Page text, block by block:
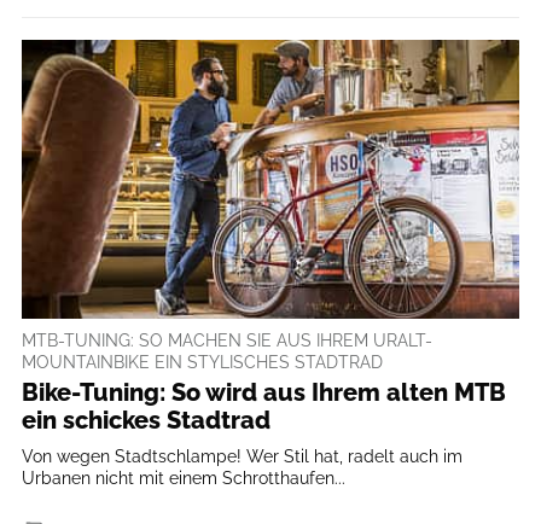
MTB-TUNING: SO MACHEN SIE AUS IHREM URALT-
MOUNTAINBIKE EIN STYLISCHES STADTRAD
Bike-Tuning: So wird aus Ihrem alten MTB
ein schickes Stadtrad
Von wegen Stadtschlampe! Wer Stil hat, radelt auch im
Urbanen nicht mit einem Schrotthaufen...